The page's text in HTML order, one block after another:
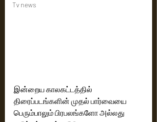
Tv news
இன்றைய காலகட்டத்தில்
திரைப்படங்களின் முதல் பார்வையை
பெரும்பாலும் பிரபலங்களோ அல்லது